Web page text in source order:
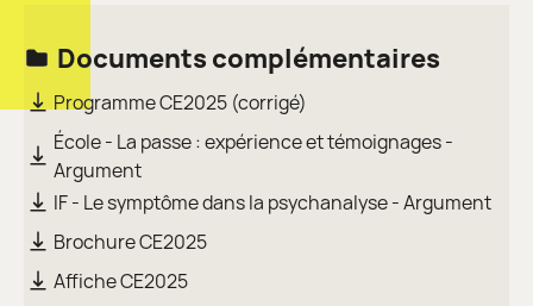
Documents complémentaires
Programme CE2025 (corrigé)
École - La passe : expérience et témoignages -
Argument
IF - Le symptôme dans la psychanalyse - Argument
Brochure CE2025
Affiche CE2025